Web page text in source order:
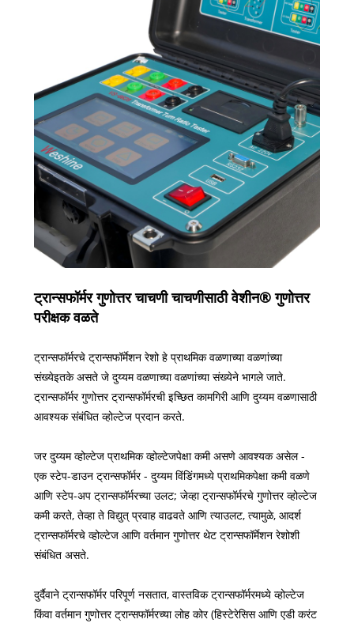
ट्रान्सफॉर्मर गुणोत्तर चाचणी चाचणीसाठी वेशीन® गुणोत्तर
परीक्षक वळते
ट्रान्सफॉर्मरचे ट्रान्सफॉर्मेशन रेशो हे प्राथमिक वळणाच्या वळणांच्या
संख्येइतके असते जे दुय्यम वळणाच्या वळणांच्या संख्येने भागले जाते.
ट्रान्सफॉर्मर गुणोत्तर ट्रान्सफॉर्मरची इच्छित कामगिरी आणि दुय्यम वळणासाठी
आवश्यक संबंधित व्होल्टेज प्रदान करते.
जर दुय्यम व्होल्टेज प्राथमिक व्होल्टेजपेक्षा कमी असणे आवश्यक असेल -
एक स्टेप-डाउन ट्रान्सफॉर्मर - दुय्यम विंडिंगमध्ये प्राथमिकपेक्षा कमी वळणे
आणि स्टेप-अप ट्रान्सफॉर्मरच्या उलट; जेव्हा ट्रान्सफॉर्मरचे गुणोत्तर व्होल्टेज
कमी करते, तेव्हा ते विद्युत् प्रवाह वाढवते आणि त्याउलट, त्यामुळे, आदर्श
ट्रान्सफॉर्मरचे व्होल्टेज आणि वर्तमान गुणोत्तर थेट ट्रान्सफॉर्मेशन रेशोशी
संबंधित असते.
दुर्दैवाने ट्रान्सफॉर्मर परिपूर्ण नसतात, वास्तविक ट्रान्सफॉर्मरमध्ये व्होल्टेज
किंवा वर्तमान गुणोत्तर ट्रान्सफॉर्मरच्या लोह कोर (हिस्टेरेसिस आणि एडी करंट